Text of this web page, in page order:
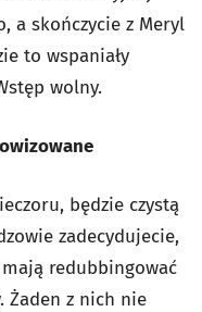
a skończycie z Meryl
to wspaniały
wolny.
będzie czystą
zadecydujecie,
redubbingować
z nich nie